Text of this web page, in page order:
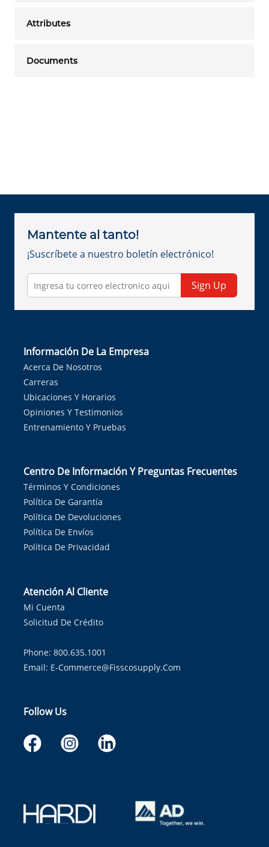
Attributes
Documents
Mantente al tanto!
¡Suscríbete a nuestro boletín electrónico!
Sign Up
Información De La Empresa
Acerca De Nosotros
Carreras
Ubicaciones Y Horarios
Opiniones Y Testimonios
Entrenamiento Y Pruebas
Centro De Información Y Preguntas Frecuentes
Términos Y Condiciones
Política De Garantía
Política De Devoluciones
Política De Envíos
Política De Privacidad
Atención Al Cliente
Mi Cuenta
Solicitud De Crédito
Phone: 800.635.1001
Email: E-Commerce@fisscosupply.com
Follow Us